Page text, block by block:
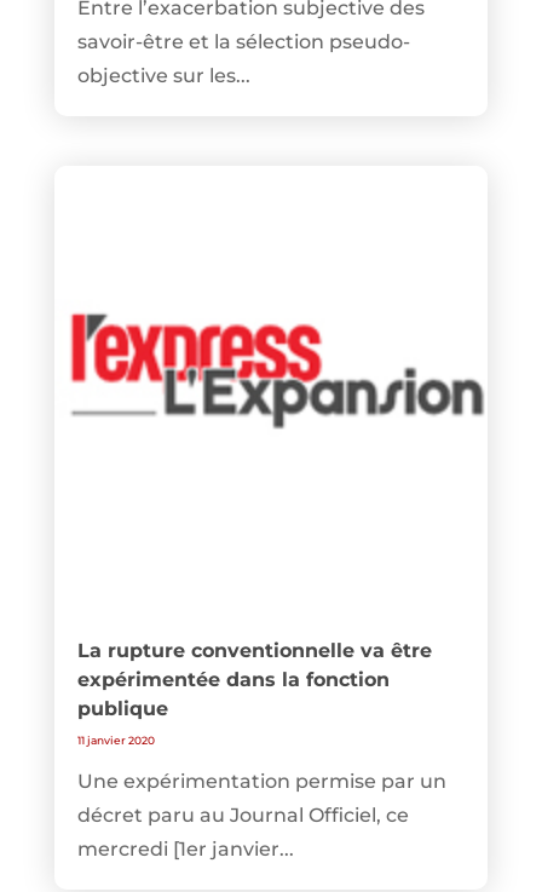
Entre l’exacerbation subjective des
savoir-être et la sélection pseudo-
objective sur les...
La rupture conventionnelle va être
expérimentée dans la fonction
publique
11 janvier 2020
Une expérimentation permise par un
décret paru au Journal Officiel, ce
mercredi [1er janvier...